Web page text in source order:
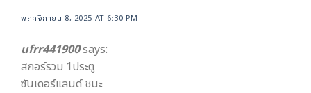
พฤศจิกายน 8, 2025 AT 6:30 PM
ufrr441900says:
สกอร์รวม 1ประตู
ซันเดอร์แลนด์ ชนะ